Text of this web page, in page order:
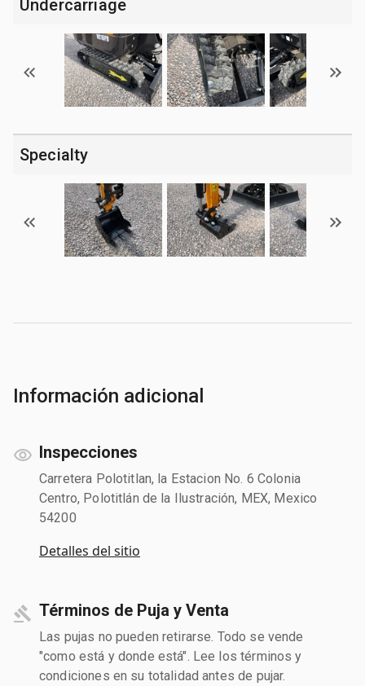
Undercarriage
Specialty
Información adicional
Inspecciones
Carretera Polotitlan, la Estacion No. 6 Colonia
Centro, Polotitlán de la Ilustración, MEX, Mexico
54200
Detalles del sitio
Términos de Puja y Venta
Las pujas no pueden retirarse. Todo se vende
"como está y donde está". Lee los términos y
condiciones en su totalidad antes de pujar.